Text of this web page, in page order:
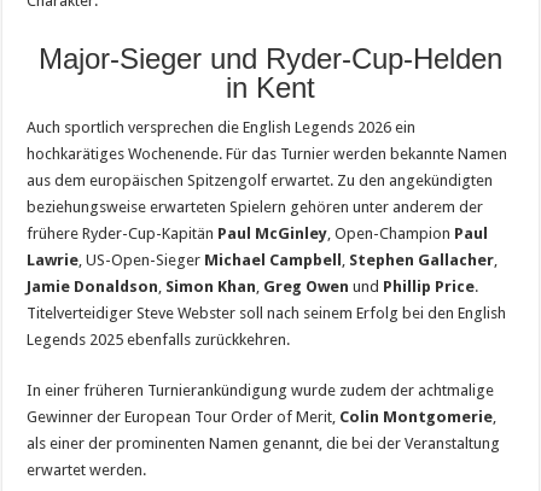
Major-Sieger und Ryder-Cup-Helden
in Kent
Auch sportlich versprechen die English Legends 2026 ein
hochkarätiges Wochenende. Für das Turnier werden bekannte Namen
aus dem europäischen Spitzengolf erwartet. Zu den angekündigten
beziehungsweise erwarteten Spielern gehören unter anderem der
frühere Ryder-Cup-Kapitän Paul McGinley, Open-Champion Paul
Lawrie, US-Open-Sieger Michael Campbell , Stephen Gallacher,
Jamie Donaldson, Simon Khan, Greg Owen und Phillip Price.
Titelverteidiger Steve Webster soll nach seinem Erfolg bei den English
Legends 2025 ebenfalls zurückkehren.
In einer früheren Turnierankündigung wurde zudem der achtmalige
Gewinner der European Tour Order of Merit, Colin Montgomerie,
als einer der prominenten Namen genannt, die bei der Veranstaltung
erwartet werden.